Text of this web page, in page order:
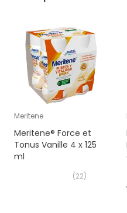
Meritene
Meritene® Force et
Tonus Vanille 4 x 125
ml
(22)